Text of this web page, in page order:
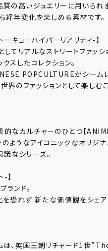
の高いジュエリーに用いられま
経年変化を楽しめる素材です。
キョーハイパーリアリティ-】
てリアルなストリートファッシ
スしたコレクション。
POPCULTUREがシーム
界のファッションとして楽しむ
なカルチャーのひとつ【
ようなアイコニックなオリジナ
なシリーズ。
】
ランド。
を恐れず 新たな価値観をシェ
は、英国王朝リチャード1世